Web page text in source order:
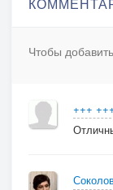
Но лишь
Вы так
И
Вам
Чтобы
+++